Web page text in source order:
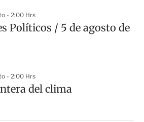
- 2:00 Hrs
Políticos / 5 de agosto de
- 2:00 Hrs
del clima